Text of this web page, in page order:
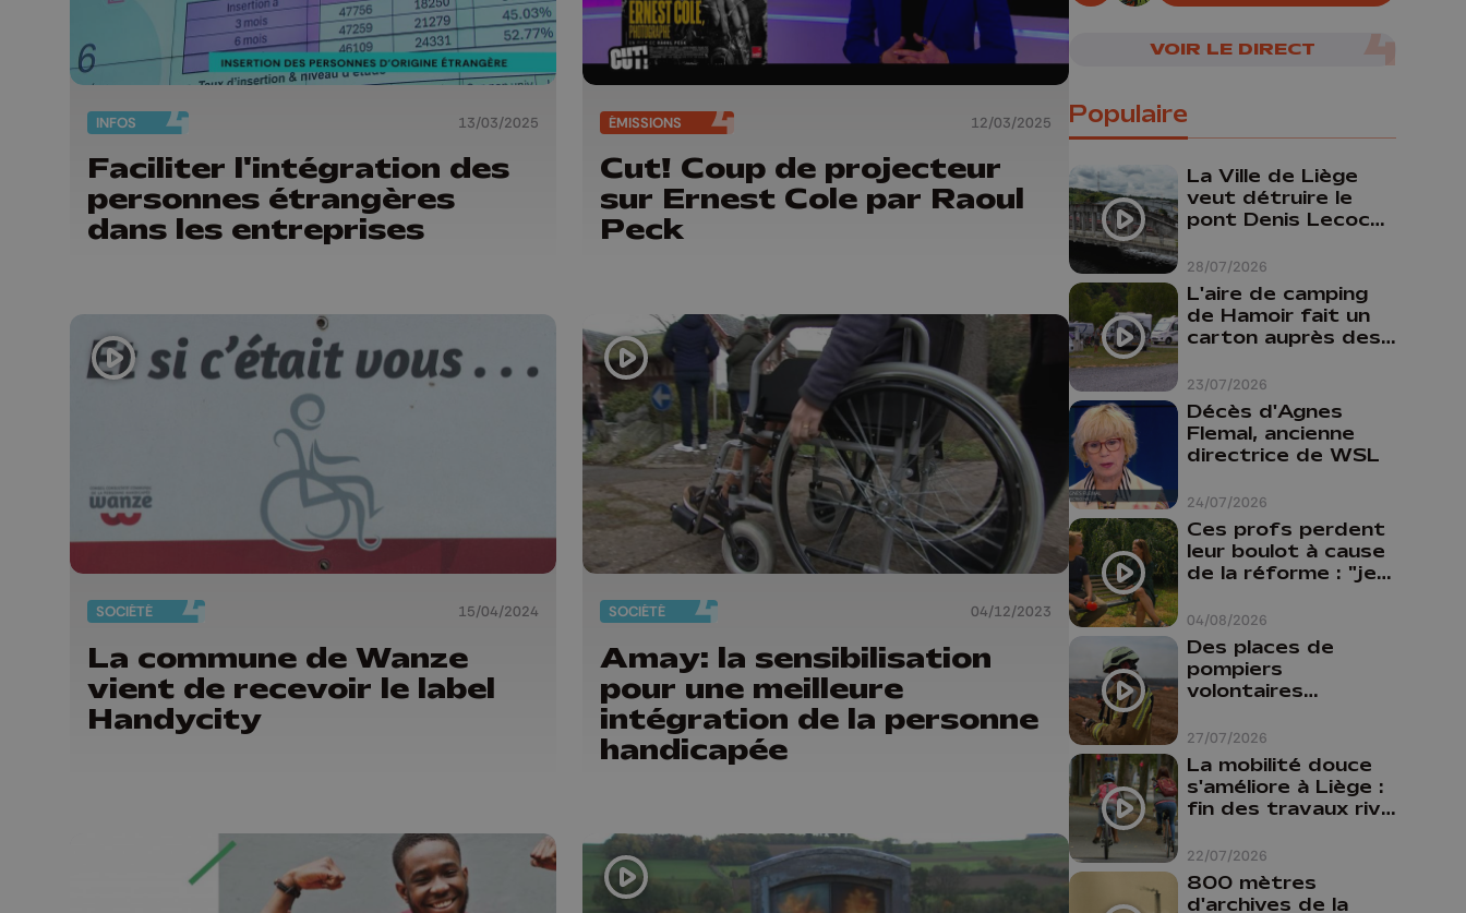
INFOS 13/03/2025
Faciliter l'intégration des
personnes étrangères
dans les entreprises
ÉMISSIONS 12/03/2025
Cut! Coup de projecteur
sur Ernest Cole par Raoul
Peck
SOCIÉTÉ 15/04/2024
La commune de Wanze
vient de recevoir le label
Handycity
SOCIÉTÉ 04/12/2023
Amay: la sensibilisation
pour une meilleure
intégration de la personne
handicapée
VOIR LE DIRECT
Populaire
28/07/2026
La Ville de Liège
veut détruire le
pont Denis Lecocq
budget pour le
faire
23/07/2026
L'aire de camping
de Hamoir fait un
carton auprès des
24/07/2026
Décès d'Agnes
Flemal, ancienne
directrice de WSL
04/08/2026
Ces profs perdent
leur boulot à cause
de la réforme : "je
comme prof que
comme
pharmacienne"
27/07/2026
Des places de
pompiers
volontaires
province de Liège :
"Un citoyen qui
n'est formé ne
peut pas nous
aider"
22/07/2026
La mobilité douce
s'améliore à Liège :
fin des travaux rive
cyclo-piétonnes
Avroy et
Guillemins...
800 mètres
d'archives de la